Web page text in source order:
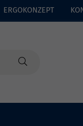
ERGOKONZEPT